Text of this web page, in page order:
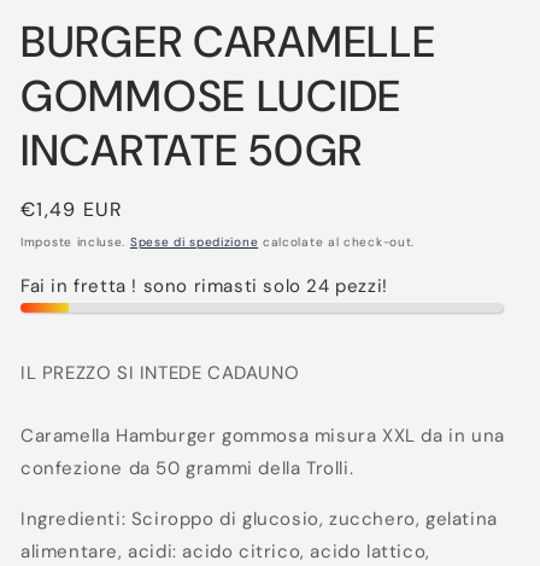
multimediali
1
finestra
modale
BURGER CARAMELLE
GOMMOSE LUCIDE
INCARTATE 50GR
Prezzo
di
€1,49 EUR
Imposte incluse. Spese di spedizione calcolate al check-out.
Fai in fretta ! sono rimasti solo 24 pezzi!
IL PREZZO SI INTEDE CADAUNO
Caramella Hamburger gommosa misura XXL da in una
confezione da 50 grammi della Trolli.
Ingredienti: Sciroppo di glucosio, zucchero, gelatina
alimentare, acidi: acido citrico, acido lattico,